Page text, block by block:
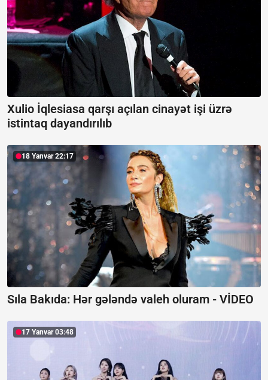
Xulio İqlesiasa qarşı açılan cinayət işi üzrə
istintaq dayandırılıb
18 Yanvar 22:17
Sıla Bakıda: Hər gələndə valeh oluram - VİDEO
17 Yanvar 03:48